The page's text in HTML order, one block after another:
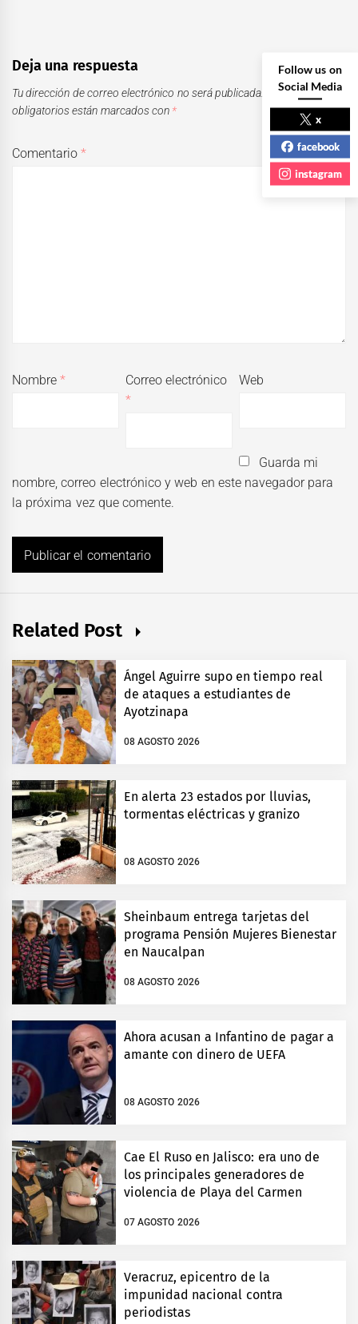
Deja una respuesta
Tu dirección de correo electrónico no será publicada.
Los campos
obligatorios están marcados con *
Comentario*
Nombre*
Correo electrónico
*
Web
Guarda mi
nombre, correo electrónico y web en este navegador para
la próxima vez que comente.
Related Post
Ángel Aguirre supo en tiempo real
de ataques a estudiantes de
Ayotzinapa
08 AGOSTO 2026
En alerta 23 estados por lluvias,
tormentas eléctricas y granizo
08 AGOSTO 2026
Sheinbaum entrega tarjetas del
programa Pensión Mujeres Bienestar
en Naucalpan
08 AGOSTO 2026
Ahora acusan a Infantino de pagar a
amante con dinero de UEFA
08 AGOSTO 2026
Cae El Ruso en Jalisco: era uno de
los principales generadores de
violencia de Playa del Carmen
07 AGOSTO 2026
Veracruz, epicentro de la
impunidad nacional contra
periodistas
Follow us on
Social Media
x
facebook
instagram